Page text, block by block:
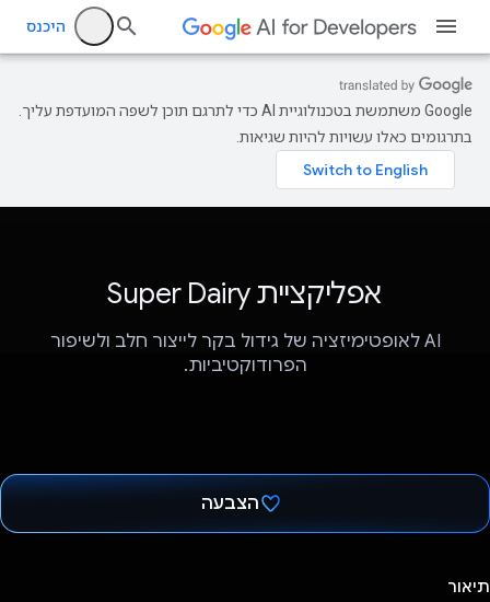
היכנס
‫Google משתמשת בטכנולוגיית AI כדי לתרגם תוכן לשפה המועדפת עליך.
בתרגומים כאלו עשויות להיות שגיאות.
אפליקציית Super Dairy
AI לאופטימיזציה של גידול בקר לייצור חלב ולשיפור
הפרודוקטיביות.
הצבעה
תיאור